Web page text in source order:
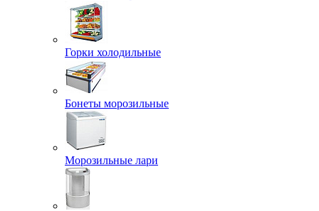
Горки холодильные
Бонеты морозильные
Морозильные лари